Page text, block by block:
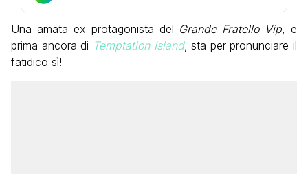
Una amata ex protagonista del Grande Fratello Vip , e
prima ancora di Temptation Island, sta per pronunciare il
fatidico sì!